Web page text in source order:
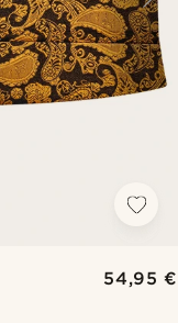
54,95 €